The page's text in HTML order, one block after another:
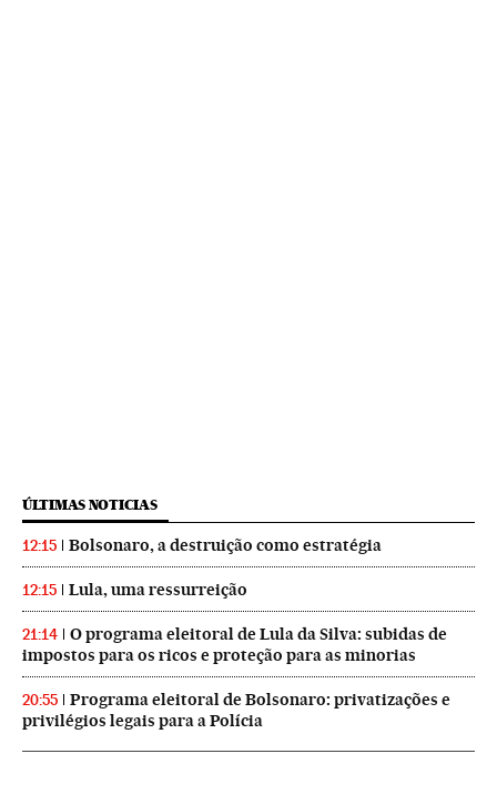
ÚLTIMAS NOTICIAS
12:15 Bolsonaro, a destruição como estratégia
12:15 Lula, uma ressurreição
21:14
O programa eleitoral de Lula da Silva: subidas de
impostos para os ricos e proteção para as minorias
20:55
Programa eleitoral de Bolsonaro: privatizações e
privilégios legais para a Polícia